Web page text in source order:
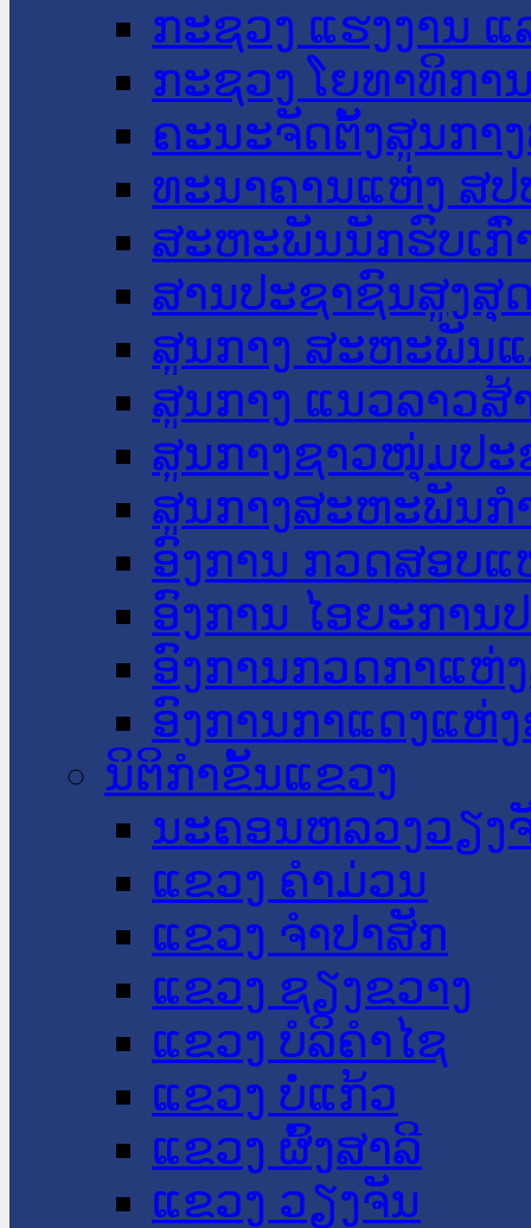
ກະຊວງ ແຮງງານ
ກະຊວງ ໂຍທາທິກາ
ຄະນະຈັດຕັ້ງສູນກາ
ທະນາຄານແຫ່ງ ສປ
ສະຫະພັນນັກຮົບເກົ່
ສານປະຊາຊົນສູງສຸ
ສູນກາງ ສະຫະພັນ
ສູນກາງ ແນວລາວສ້
ສູນກາງຊາວໜຸ່ມປະ
ສູນກາງສະຫະພັນກ
ອົງການ ກວດສອບແ
ອົງການ ໄອຍະການ
ອົງການກວດກາແຫ່
ອົງການກາແດງແຫ່
ນິຕິກໍາຂັ້ນແຂວງ
ນະ​ຄອນ​ຫລວງວຽງ
ແຂວງ ຄໍາມ່ວນ
ແຂວງ ຈໍາປາສັກ
ແຂວງ ຊຽງຂວາງ
ແຂວງ ບໍລິຄໍາໄຊ
ແຂວງ ບໍ່ແກ້ວ
ແຂວງ ຜົ້ງສາລີ
ແຂວງ ວຽງຈັນ